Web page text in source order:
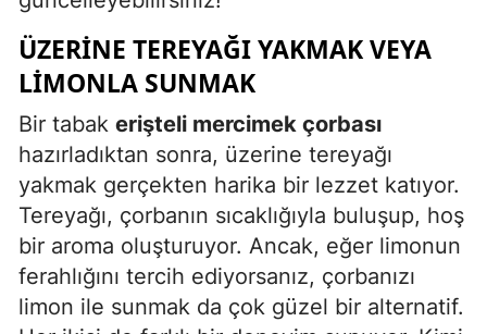
ÜZERINE TEREYAĞI YAKMAK VEYA
LIMONLA SUNMAK
Bir tabak erişteli mercimek çorbası
hazırladıktan sonra, üzerine tereyağı
yakmak gerçekten harika bir lezzet katıyor.
Tereyağı, çorbanın sıcaklığıyla buluşup, hoş
bir aroma oluşturuyor. Ancak, eğer limonun
ferahlığını tercih ediyorsanız, çorbanızı
limon ile sunmak da çok güzel bir alternatif.